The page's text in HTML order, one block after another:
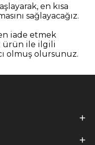
en kısa
sağlayacağız.
iade etmek
ürün ile ilgili
olmuş olursunuz.